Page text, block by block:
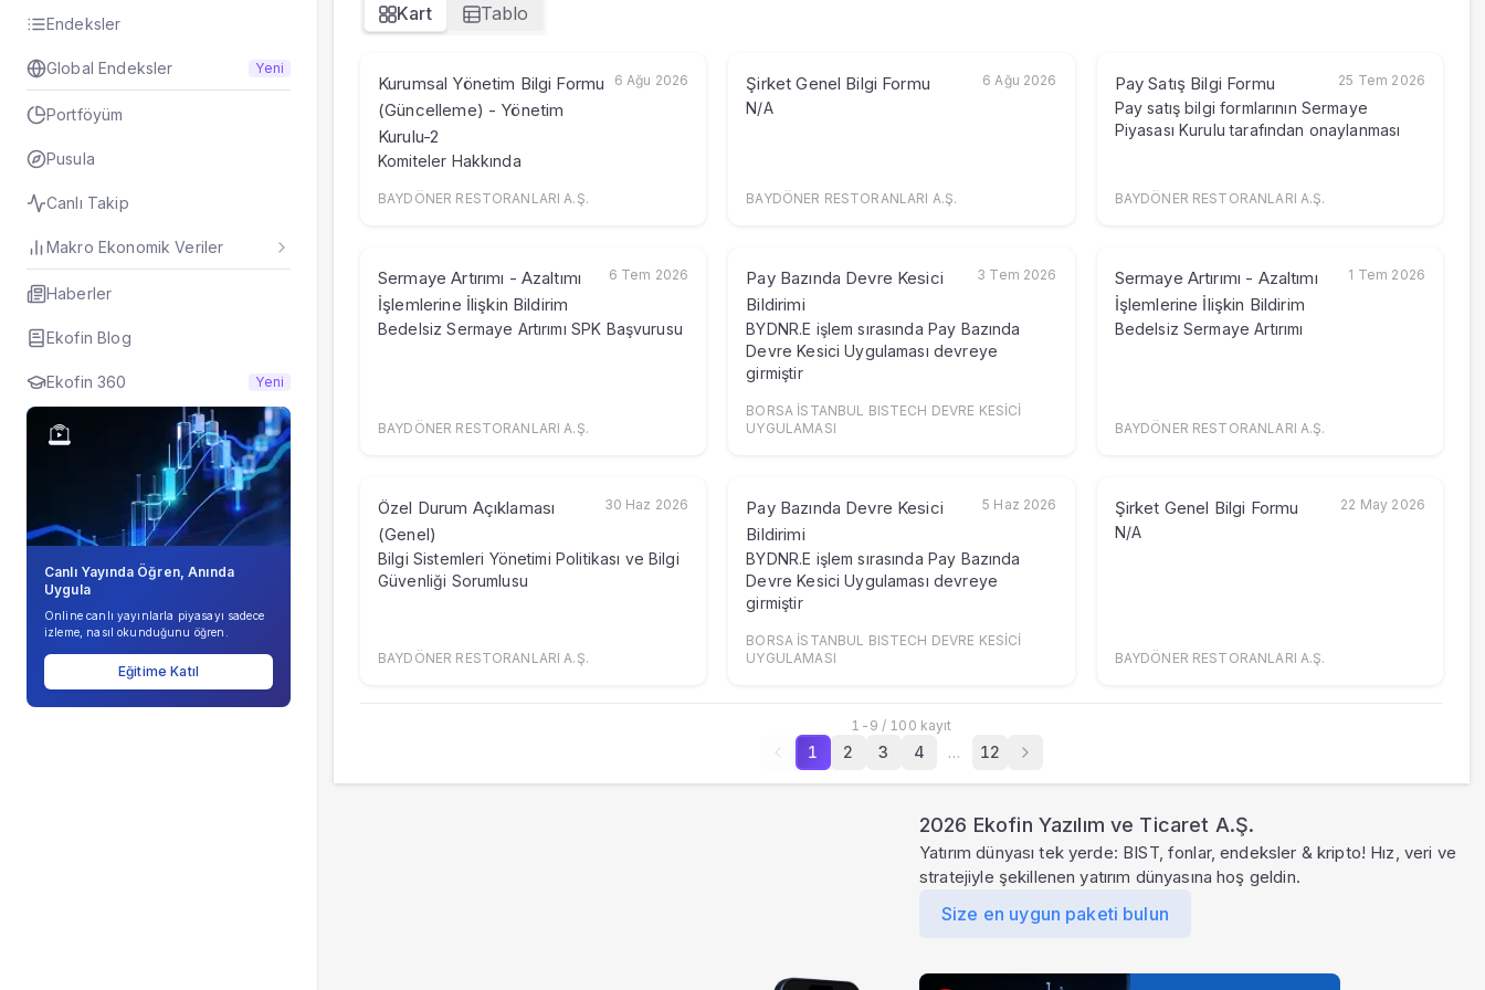
Endeksler
Global Endeksler Yeni
Portföyüm
Pusula
Canlı Takip
Makro Ekonomik Veriler
Haberler
Ekofin Blog
Ekofin 360 Yeni
Canlı Yayında Öğren, Anında
Uygula
Online canlı yayınlarla piyasayı sadece
izleme, nasıl okunduğunu öğren.
Eğitime Katıl
Hisseyi Taşıyan Fonlar
Hisse Analizi
Hesaplamalar
Bilançolar
Gelir Tablosu
Şirket Değerleme
Yeni İş İlişkileri
Tarihsel Veriler
Fiyat Endeks Değişimi
Şirket Profili
Kart Tablo
Kurumsal Yönetim Bilgi Formu
(Güncelleme) - Yönetim
Kurulu-2
6 Ağu 2026
Komiteler Hakkında
BAYDÖNER RESTORANLARI A.Ş.
Şirket Genel Bilgi Formu 6 Ağu 2026
N/A
BAYDÖNER RESTORANLARI A.Ş.
Pay Satış Bilgi Formu 25 Tem 2026
Pay satış bilgi formlarının Sermaye
Piyasası Kurulu tarafından onaylanması
BAYDÖNER RESTORANLARI A.Ş.
Sermaye Artırımı - Azaltımı
İşlemlerine İlişkin Bildirim
6 Tem 2026
Bedelsiz Sermaye Artırımı SPK Başvurusu
BAYDÖNER RESTORANLARI A.Ş.
Pay Bazında Devre Kesici
Bildirimi
3 Tem 2026
BYDNR.E işlem sırasında Pay Bazında
Devre Kesici Uygulaması devreye
girmiştir
BORSA İSTANBUL BISTECH DEVRE KESİCİ
UYGULAMASI
Sermaye Artırımı - Azaltımı
İşlemlerine İlişkin Bildirim
1 Tem 2026
Bedelsiz Sermaye Artırımı
BAYDÖNER RESTORANLARI A.Ş.
Özel Durum Açıklaması
(Genel)
30 Haz 2026
Bilgi Sistemleri Yönetimi Politikası ve Bilgi
Güvenliği Sorumlusu
BAYDÖNER RESTORANLARI A.Ş.
Pay Bazında Devre Kesici
Bildirimi
5 Haz 2026
BYDNR.E işlem sırasında Pay Bazında
Devre Kesici Uygulaması devreye
girmiştir
BORSA İSTANBUL BISTECH DEVRE KESİCİ
UYGULAMASI
Şirket Genel Bilgi Formu 22 May 2026
N/A
BAYDÖNER RESTORANLARI A.Ş.
1 - 9 / 100 kayıt
1 2 3 4 … 12
2026 Ekofin Yazılım ve Ticaret A.Ş.
Yatırım dünyası tek yerde: BIST, fonlar, endeksler & kripto! Hız, veri ve
stratejiyle şekillenen yatırım dünyasına hoş geldin.
Size en uygun paketi bulun